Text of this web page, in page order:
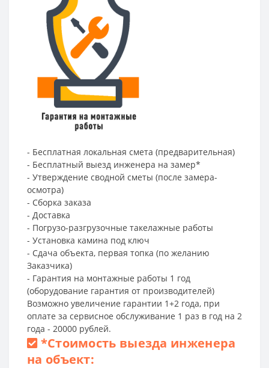
- Бесплатная локальная смета (предварительная)
- Бесплатный выезд инженера на замер*
- Утверждение сводной сметы (после замера-
осмотра)
- Сборка заказа
- Доставка
- Погрузо-разгрузочные такелажные работы
- Установка камина под ключ
- Сдача объекта, первая топка (по желанию
Заказчика)
- Гарантия на монтажные работы 1 год
(оборудование гарантия от производителей)
Возможно увеличение гарантии 1+2 года, при
оплате за сервисное обслуживание 1 раз в год на 2
года - 20000 рублей.
*Стоимость выезда инженера
на объект: